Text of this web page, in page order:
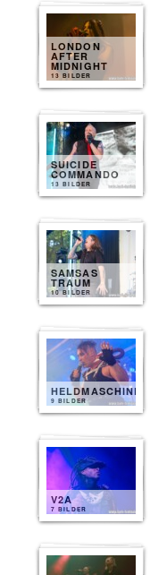
LONDON
AFTER
MIDNIGHT
13 BILDER
SUICIDE
COMMANDO
13 BILDER
SAMSAS
TRAUM
10 BILDER
HELDMASCHINE
9 BILDER
V2A
7 BILDER